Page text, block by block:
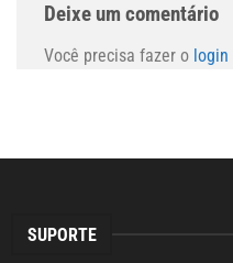
Deixe um comentário
Você precisa fazer o login
SUPORTE